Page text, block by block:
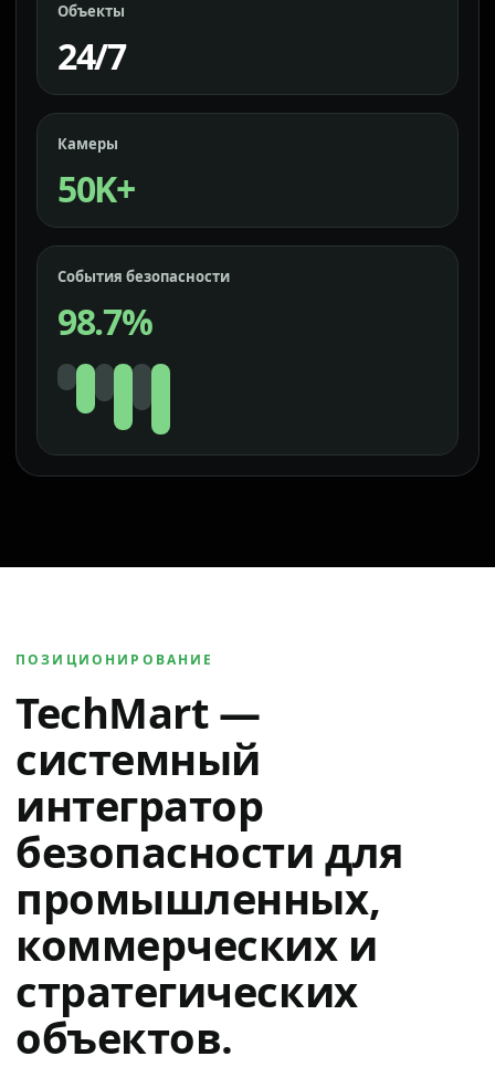
Объекты
24/7
Камеры
50K+
События безопасности
98.7%
ПОЗИЦИОНИРОВАНИЕ
TechMart —
системный
интегратор
безопасности для
промышленных,
коммерческих и
стратегических
объектов.